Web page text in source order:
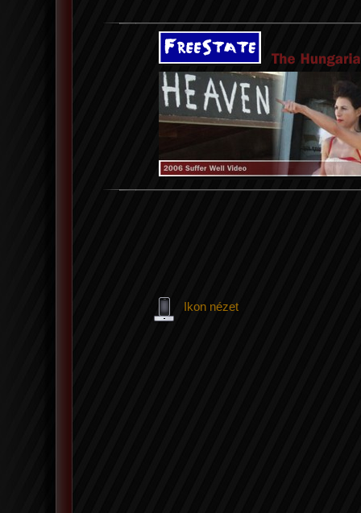
Ikon nézet